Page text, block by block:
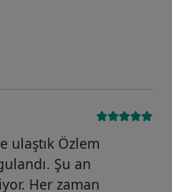
göre g.....
ulaştık Özlem
Şu an
Her zaman